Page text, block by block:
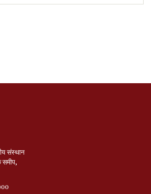
संस्थान
समीप,